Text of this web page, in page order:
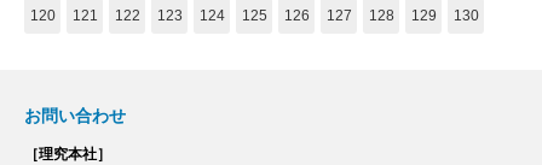
120 121 122 123 124 125 126 127 128 129 130
お問い合わせ
［理究本社］